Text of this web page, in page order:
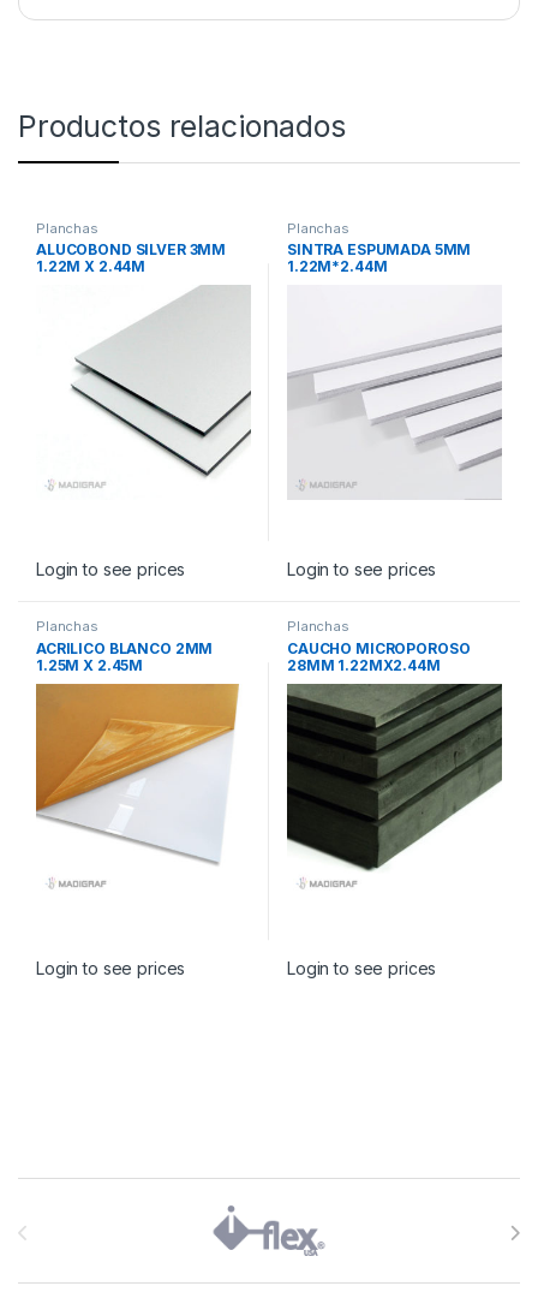
Productos relacionados
Planchas
ALUCOBOND SILVER 3MM
1.22M X 2.44M
Login to see prices
Planchas
SINTRA ESPUMADA 5MM
1.22M*2.44M
Login to see prices
Planchas
ACRILICO BLANCO 2MM
1.25M X 2.45M
Login to see prices
Planchas
CAUCHO MICROPOROSO
28MM 1.22MX2.44M
Login to see prices
Brands Carousel